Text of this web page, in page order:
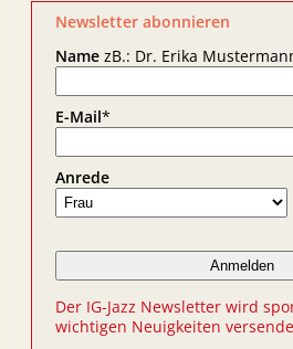
Newsletter abonnieren
NamezB.: Dr. Erika
E-Mail*
Anrede
Der IG-Jazz Newsletter wird
wichtigen Neuigkeiten